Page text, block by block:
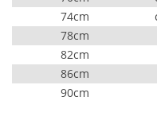
74cm
78cm
82cm
86cm
90cm